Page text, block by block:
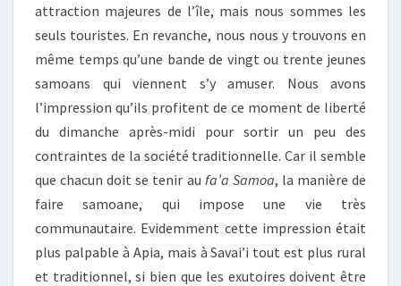
attraction majeures de l’île, mais nous sommes les
seuls touristes. En revanche, nous nous y trouvons en
même temps qu’une bande de vingt ou trente jeunes
samoans qui viennent s’y amuser. Nous avons
l’impression qu’ils profitent de ce moment de liberté
du dimanche après-midi pour sortir un peu des
contraintes de la société traditionnelle. Car il semble
que chacun doit se tenir au fa’a Samoa, la manière de
faire samoane, qui impose une vie très
communautaire. Evidemment cette impression était
plus palpable à Apia, mais à Savai’i tout est plus rural
et traditionnel, si bien que les exutoires doivent être